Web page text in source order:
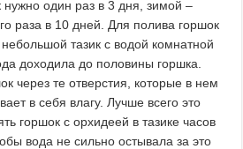
нужно один раз в 3 дня, зимой –
раза в 10 дней. Для полива горшок
тазик с водой комнатной
доходила до половины горшка.
через те отверстия, которые в нем
в себя влагу. Лучше всего это
горшок с орхидеей в тазике часов
вода не сильно остывала за это